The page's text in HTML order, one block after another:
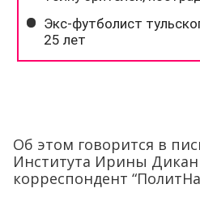
Об этом говорится в
Института Ирины
корреспондент